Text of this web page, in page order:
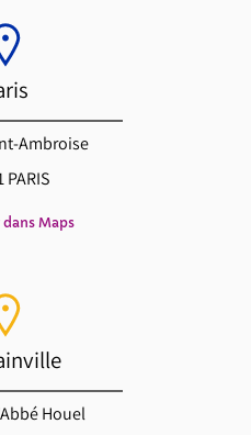
Ambroise
PARIS
Maps
Houel